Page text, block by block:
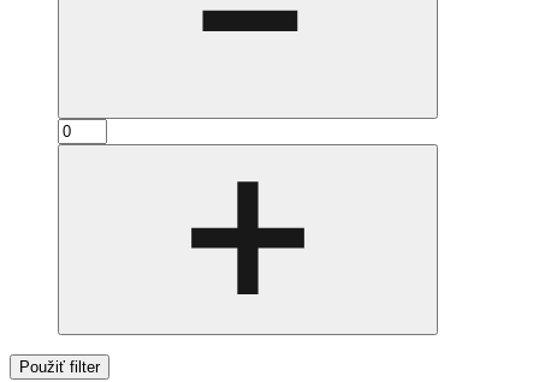
Použiť filter